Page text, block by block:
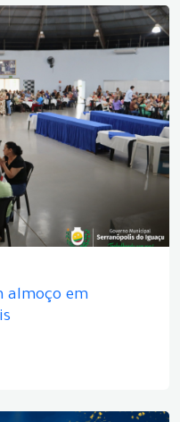
almoço em